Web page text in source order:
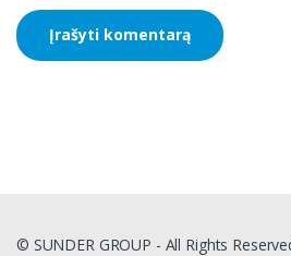
© SUNDER GROUP - All Rights